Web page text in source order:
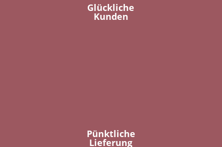
Glückliche
Kunden
Pünktliche
Lieferung